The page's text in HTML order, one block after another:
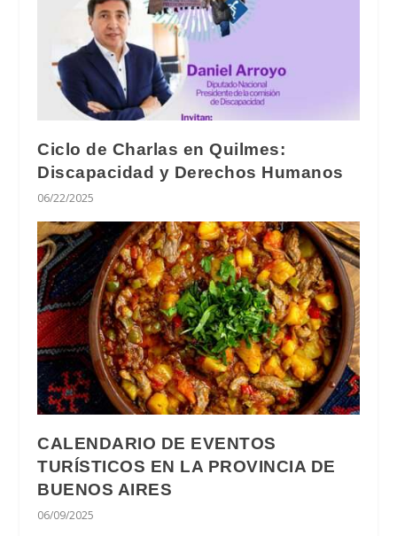
Ciclo de Charlas en Quilmes:
Discapacidad y Derechos Humanos
06/22/2025
CALENDARIO DE EVENTOS
TURÍSTICOS EN LA PROVINCIA DE
BUENOS AIRES
06/09/2025